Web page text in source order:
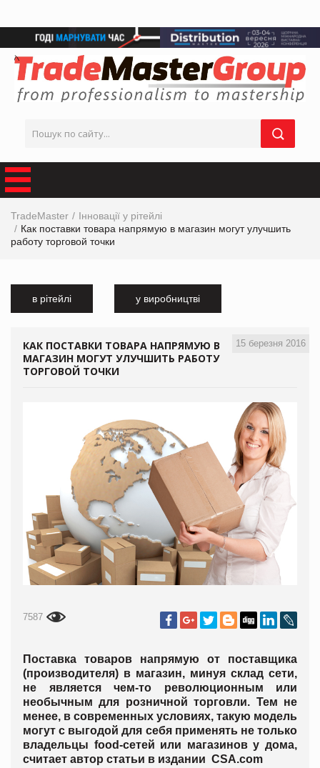
TradeMaster
Інновації у рітейлі
Как поставки товара напрямую в магазин могут улучшить
работу торговой точки
в рітейлі у виробництві
15 березня 2016
КАК ПОСТАВКИ ТОВАРА НАПРЯМУЮ В
МАГАЗИН МОГУТ УЛУЧШИТЬ РАБОТУ
ТОРГОВОЙ ТОЧКИ
7587
Поставка товаров напрямую от поставщика
(производителя) в магазин, минуя склад сети,
не является чем-то революционным или
необычным для розничной торговли. Тем не
менее, в современных условиях, такую модель
могут с выгодой для себя применять не только
владельцы food-сетей или магазинов у дома,
считает автор статьи в издании CSA.com